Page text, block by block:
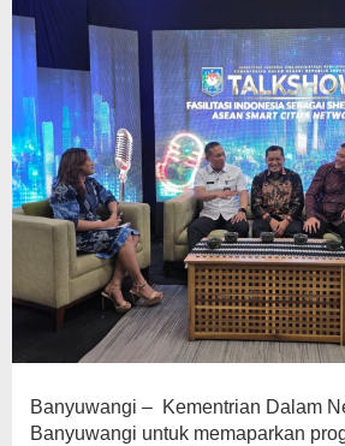
Banyuwangi – Kementrian Dalam
Banyuwangi untuk memaparkan